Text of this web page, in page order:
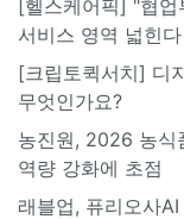
[헬스케어픽] "협업
서비스 영역 넓힌다
[크립토퀵서치] 디
무엇인가요?
농진원, 2026 농식
역량 강화에 초점
래블업, 퓨리오사AI